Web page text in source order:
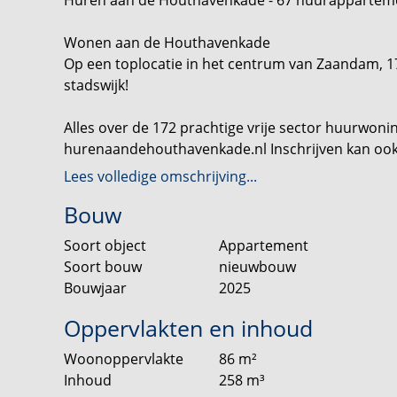
Wonen aan de Houthavenkade
Op een toplocatie in het centrum van Zaandam,
stadswijk!
Alles over de 172 prachtige vrije sector
hurenaandehouthavenkade.nl Inschrijven kan
Dit is Houthavenkade
Ten zuiden van het centrum en pal aan het water
3 of 4 kamers op een toplocatie in de stad. Het
van het blok van fase 1 komt een commerciële
Vanuit de appartementen kijk je uit over de
van fraaie vergezichten en uitzicht op een
biedt innovatieve oplossingen voor
huren.
Lees volledige omschrijving...
Bouw
Soort object
Appartement
Soort bouw
nieuwbouw
Bouwjaar
2025
Oppervlakten en inhoud
Woonoppervlakte 86 m²
Inhoud
258 m³